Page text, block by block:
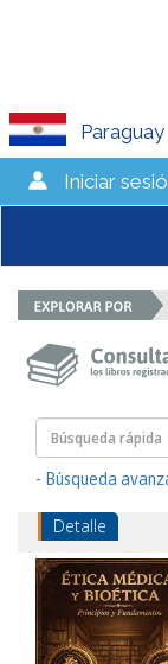
Paraguay
Iniciar
- Búsqueda
Detalle